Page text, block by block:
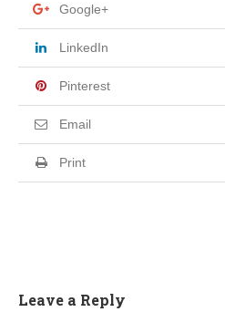
Google+
LinkedIn
Pinterest
Email
Print
Leave a Reply